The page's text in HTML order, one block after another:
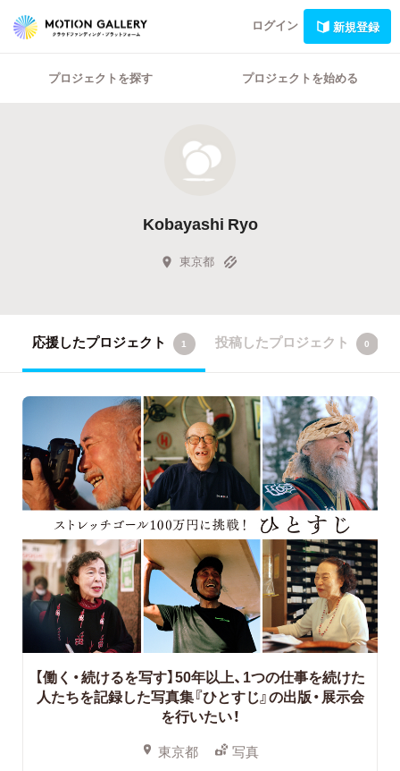
ログイン 新規登録
プロジェクトを探す プロジェクトを始める
Kobayashi Ryo
東京都
応援したプロジェクト 1 投稿したプロジェクト 0
【働く・続けるを写す】50年以上、1つの仕事を続けた
人たちを記録した写真集『ひとすじ』の出版・展示会
を行いたい！
東京都 写真